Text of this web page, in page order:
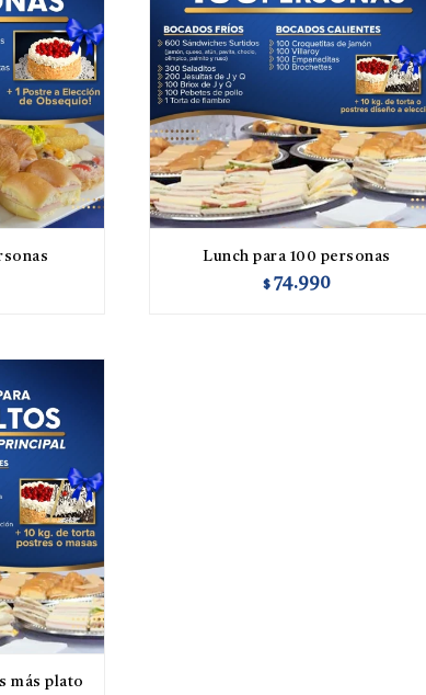
Lunch para 100 personas
$ 74.990
más plato